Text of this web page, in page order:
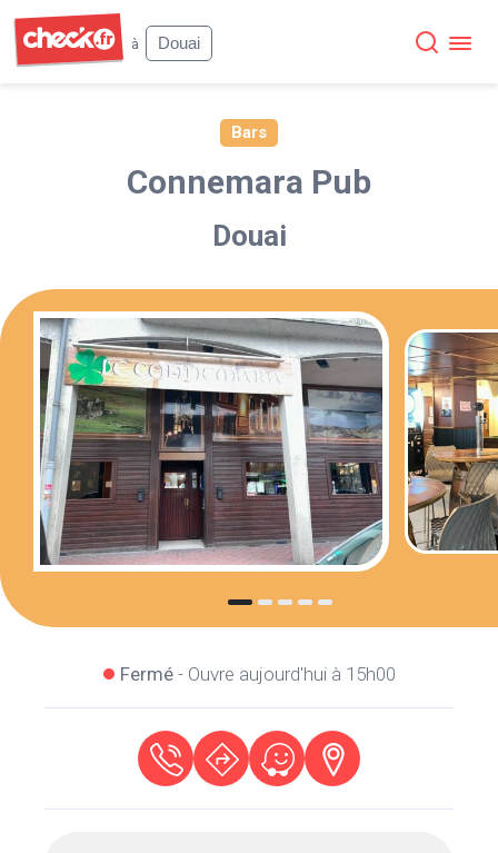
à
Douai
Bars
Connemara Pub
Douai
Fermé- Ouvre aujourd'hui à 15h00